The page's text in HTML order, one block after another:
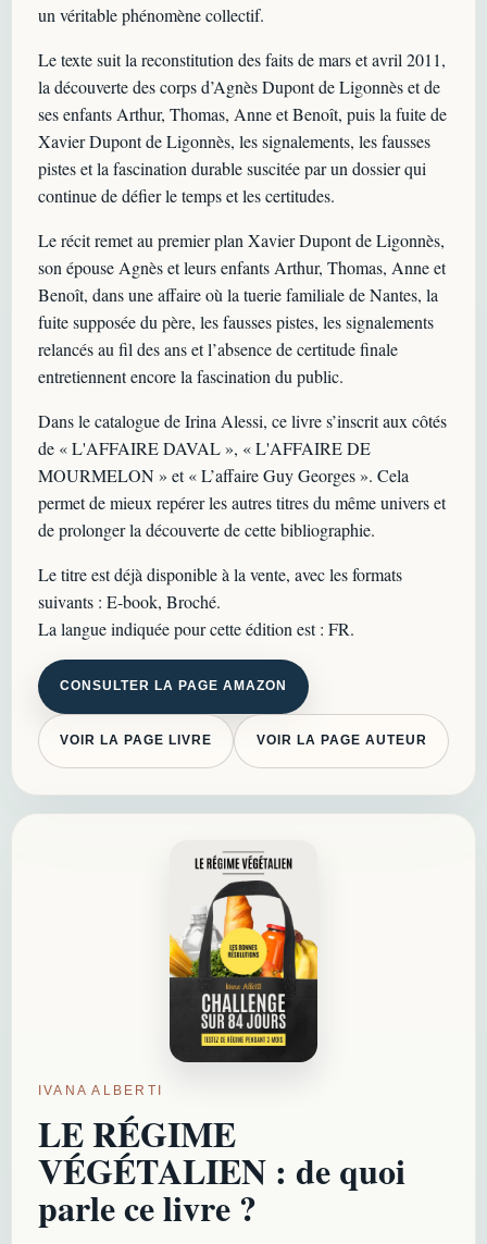
un véritable phénomène collectif.
Le texte suit la reconstitution des faits de mars et avril 2011,
la découverte des corps d’Agnès Dupont de Ligonnès et de
ses enfants Arthur, Thomas, Anne et Benoît, puis la fuite de
Xavier Dupont de Ligonnès, les signalements, les fausses
pistes et la fascination durable suscitée par un dossier qui
continue de défier le temps et les certitudes.
Le récit remet au premier plan Xavier Dupont de Ligonnès,
son épouse Agnès et leurs enfants Arthur, Thomas, Anne et
Benoît, dans une affaire où la tuerie familiale de Nantes, la
fuite supposée du père, les fausses pistes, les signalements
relancés au fil des ans et l’absence de certitude finale
entretiennent encore la fascination du public.
Dans le catalogue de Irina Alessi, ce livre s’inscrit aux côtés
de « L'AFFAIRE DAVAL », « L'AFFAIRE DE
MOURMELON » et « L’affaire Guy Georges ». Cela
permet de mieux repérer les autres titres du même univers et
de prolonger la découverte de cette bibliographie.
Le titre est déjà disponible à la vente, avec les formats
suivants : E-book, Broché.
La langue indiquée pour cette édition est : FR.
CONSULTER LA PAGE AMAZON
VOIR LA PAGE LIVRE VOIR LA PAGE AUTEUR
IVANA ALBERTI
LE RÉGIME
VÉGÉTALIEN : de quoi
parle ce livre ?